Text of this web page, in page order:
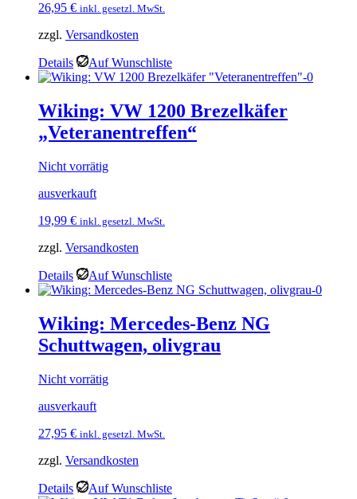
26,95 € inkl. gesetzl. MwSt.
zzgl. Versandkosten
Details Auf Wunschliste
Wiking: VW 1200 Brezelkäfer
„Veteranentreffen“
Nicht vorrätig
ausverkauft
19,99 € inkl. gesetzl. MwSt.
zzgl. Versandkosten
Details Auf Wunschliste
Wiking: Mercedes-Benz NG
Schuttwagen, olivgrau
Nicht vorrätig
ausverkauft
27,95 € inkl. gesetzl. MwSt.
zzgl. Versandkosten
Details Auf Wunschliste